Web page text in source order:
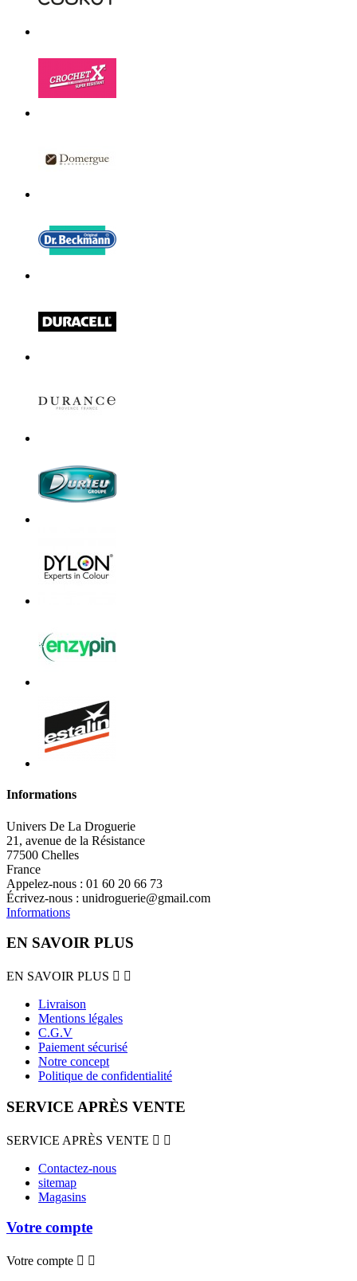
Informations
Univers De La Droguerie
21, avenue de la Résistance
77500 Chelles
France
Appelez-nous : 01 60 20 66 73
Écrivez-nous : unidroguerie@gmail.com
Informations
EN SAVOIR PLUS
EN SAVOIR PLUS  
Livraison
Mentions légales
C.G.V
Paiement sécurisé
Notre concept
Politique de confidentialité
SERVICE APRÈS VENTE
SERVICE APRÈS VENTE  
Contactez-nous
sitemap
Magasins
Votre compte
Votre compte  